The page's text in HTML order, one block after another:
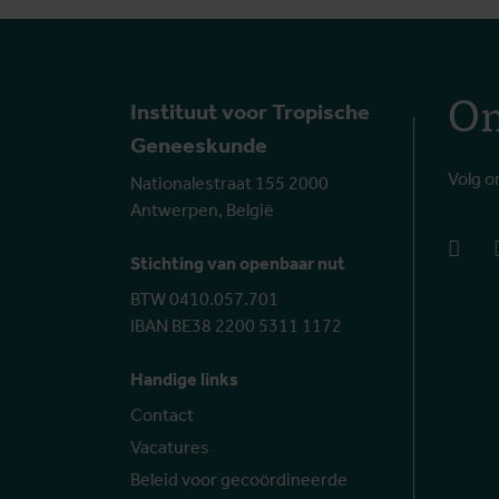
Instituut voor Tropische
Geneeskunde
Nationalestraat 155 2000
Antwerpen, België
Stichting van openbaar nut
BTW 0410.057.701
IBAN BE38 2200 5311 1172
Handige links
Contact
Vacatures
Beleid voor gecoördineerde
Volg